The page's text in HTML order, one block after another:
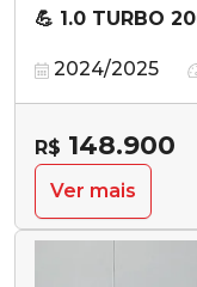
💪 1.0 TURBO
2024/2025
R$ 148.900
Ver mais